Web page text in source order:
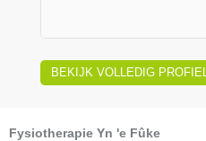
BEKIJK VOLLEDIG PROFIEL
Fysiotherapie Yn 'e Fûke